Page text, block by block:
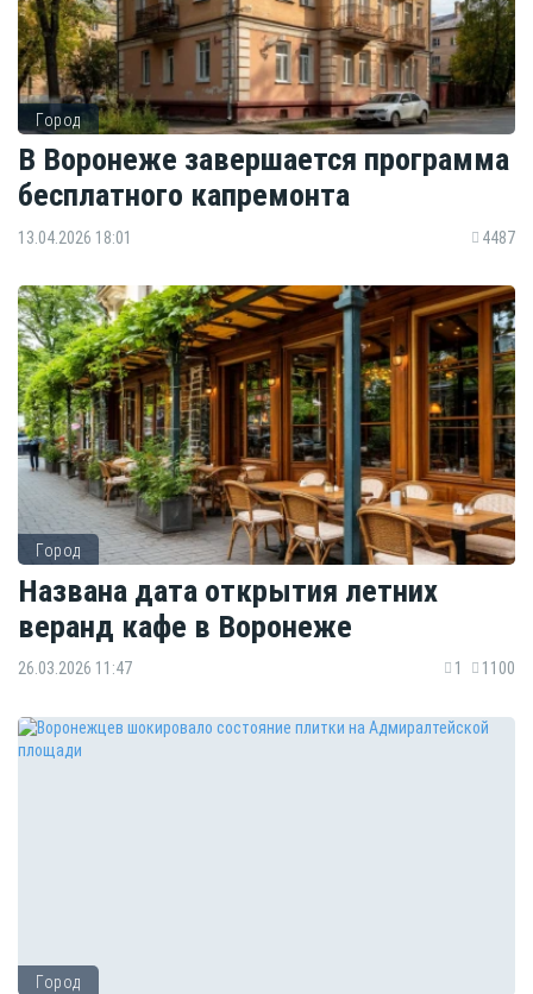
Город
В Воронеже завершается программа
бесплатного капремонта
13.04.2026 18:01 4487
Город
Названа дата открытия летних
веранд кафе в Воронеже
26.03.2026 11:47 1 1100
Город